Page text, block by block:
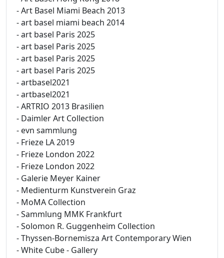
- Art Basel Miami Beach 2013
- art basel miami beach 2014
- art basel Paris 2025
- art basel Paris 2025
- art basel Paris 2025
- art basel Paris 2025
- artbasel2021
- artbasel2021
- ARTRIO 2013 Brasilien
- Daimler Art Collection
- evn sammlung
- Frieze LA 2019
- Frieze London 2022
- Frieze London 2022
- Galerie Meyer Kainer
- Medienturm Kunstverein Graz
- MoMA Collection
- Sammlung MMK Frankfurt
- Solomon R. Guggenheim Collection
- Thyssen-Bornemisza Art Contemporary Wien
- White Cube - Gallery